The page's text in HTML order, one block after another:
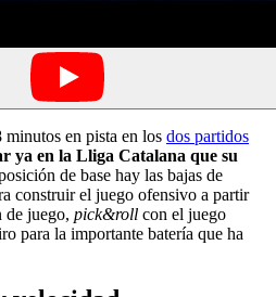
minutos en pista en los dos partidos
ya en la Lliga Catalana que su
de base hay las bajas de
construir el juego ofensivo a partir
de juego, pick&roll con el juego
para la importante batería que ha